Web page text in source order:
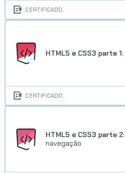
CERTIFICADO
HTML5 e CSS3 parte 1:
CERTIFICADO
HTML5 e CSS3 parte 2:
navegação